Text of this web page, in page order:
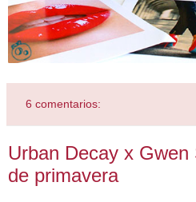
6 comentarios:
Urban Decay x
de primavera